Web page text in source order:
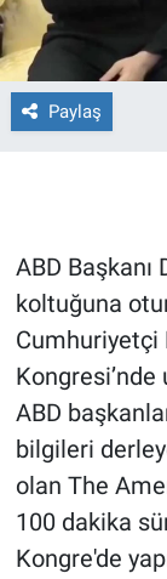
Paylaş
ABD Başkanı
koltuğuna
Cumhuriyetçi
Kongresi’nde
ABD
bilgileri
olan The
100 dakika
Kongre'de
Gün
Gün Bitiyor
Günün
Haber
İlan
Kimdir